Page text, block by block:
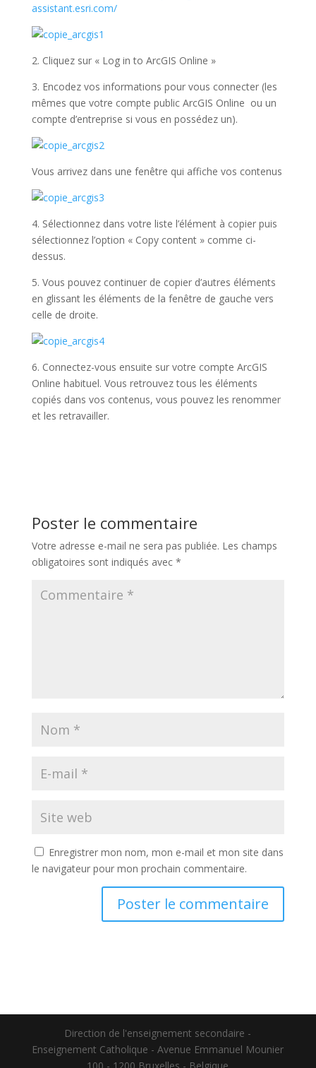
assistant.esri.com/
2. Cliquez sur « Log in to ArcGIS Online »
3. Encodez vos informations pour vous connecter (les
mêmes que votre compte public ArcGIS Online ou un
compte d’entreprise si vous en possédez un).
Vous arrivez dans une fenêtre qui affiche vos contenus
4. Sélectionnez dans votre liste l’élément à copier puis
sélectionnez l’option « Copy content » comme ci-
dessus.
5. Vous pouvez continuer de copier d’autres éléments
en glissant les éléments de la fenêtre de gauche vers
celle de droite.
6. Connectez-vous ensuite sur votre compte ArcGIS
Online habituel. Vous retrouvez tous les éléments
copiés dans vos contenus, vous pouvez les renommer
et les retravailler.
Poster le commentaire
Votre adresse e-mail ne sera pas publiée. Les champs
obligatoires sont indiqués avec *
Enregistrer mon nom, mon e-mail et mon site dans
le navigateur pour mon prochain commentaire.
Direction de l'enseignement secondaire -
Enseignement Catholique - Avenue Emmanuel Mounier